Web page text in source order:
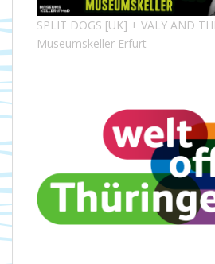
SPLIT DOGS [UK] + VALY AND
Museumskeller Erfurt